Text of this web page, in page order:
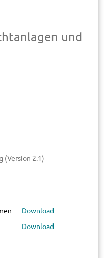
und
(Version 2.1)
Download
Download